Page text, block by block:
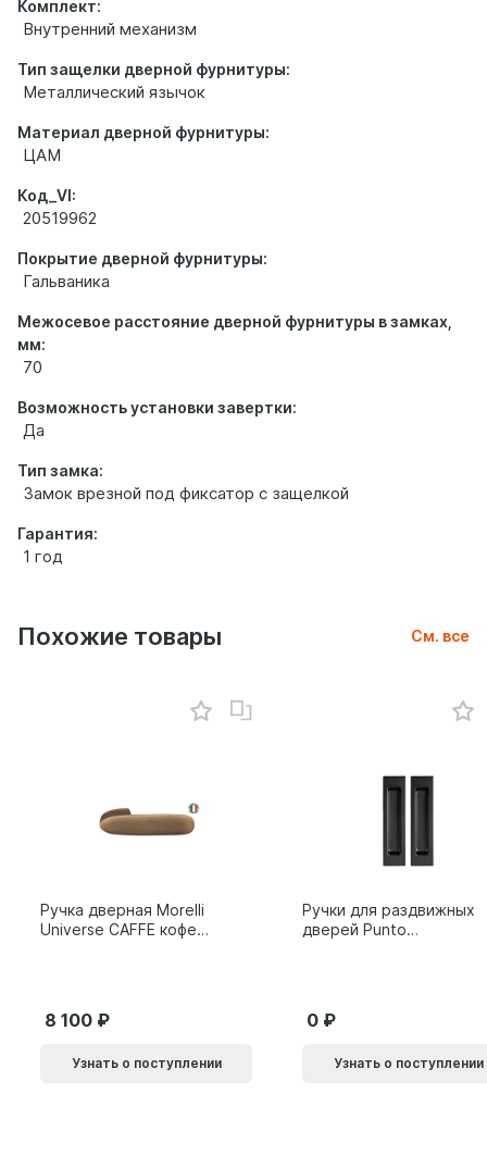
Комплект:
Внутренний механизм
Тип защелки дверной фурнитуры:
Металлический язычок
Материал дверной фурнитуры:
ЦАМ
Код_VI:
20519962
Покрытие дверной фурнитуры:
Гальваника
Межосевое расстояние дверной фурнитуры в замках,
мм:
70
Возможность установки завертки:
Да
Тип замка:
Замок врезной под фиксатор с защелкой
Гарантия:
1 год
Похожие товары См. все
Ручка дверная Morelli
Universe CAFFE кофе
8 100
Узнать о поступлении
Ручки для раздвижных
дверей Punto
0
Узнать о поступлении